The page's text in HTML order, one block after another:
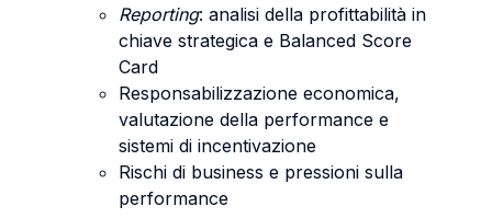
Reporting: analisi della profittabilità in
chiave strategica e Balanced Score
Card
Responsabilizzazione economica,
valutazione della performance e
sistemi di incentivazione
Rischi di business e pressioni sulla
performance